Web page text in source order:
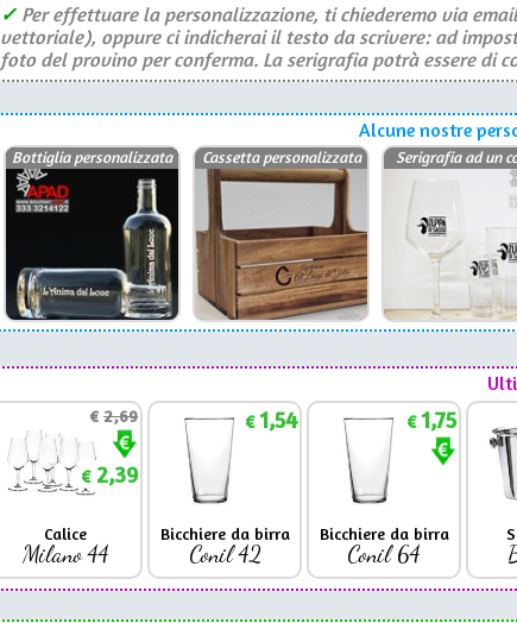
✓Per effettuare la personalizzazione, ti chiederemo via
vettoriale), oppure ci indicherai il testo da scrivere: ad
foto del provino per conferma. La serigrafia potrà essere di
Alcune nostre
Bottiglia personalizzata Cassetta personalizzata Serigrafia ad un
€2,69
€2,39
Calice
Milano 44
€1,54
Bicchiere da birra
Conil 42
€1,75
Bicchiere da birra
Conil 64